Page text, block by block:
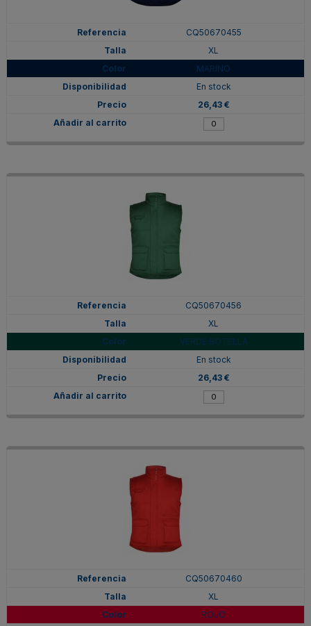
CQ50670455
XL
MARINO
En stock
26,43 €
CQ50670456
XL
VERDE BOTELLA
En stock
26,43 €
CQ50670460
XL
ROJO